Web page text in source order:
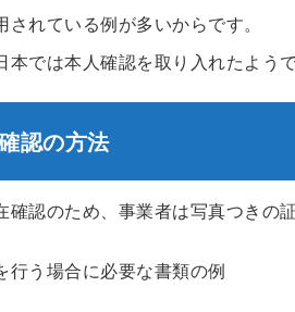
されている例が多いからです。
本では本人確認を取り入れたよう
認の方法
確認のため、事業者は写真つきの
行う場合に必要な書類の例